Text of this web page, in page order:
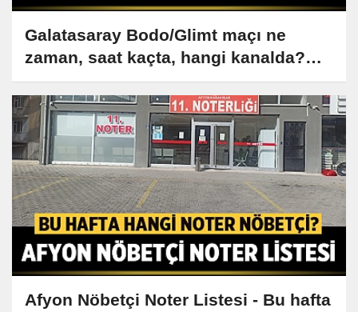
Galatasaray Bodo/Glimt maçı ne
zaman, saat kaçta, hangi kanalda?
Muhtemel 11 belli oldu!
Afyon Nöbetçi Noter Listesi - Bu hafta